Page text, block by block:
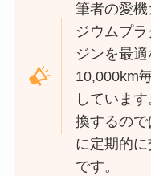
筆者の愛
ジウムプ
ジンを最
10,000km
していま
換するの
に定期的
です。